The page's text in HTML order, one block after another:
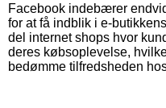
Facebook indebærer
for at få indblik i e-
del internet shops hvor
deres købsoplevelse,
bedømme tilfredsheden